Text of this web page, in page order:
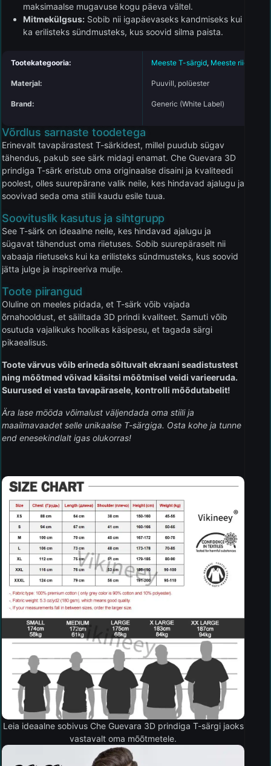
maksimaalse mugavuse kogu päeva vältel.
Mitmekülgsus: Sobib nii igapäevaseks kandmiseks kui
ka erilisteks sündmusteks, kus soovid silma paista.
Tootekategooria:
Materjal:
Brand:
Meeste T-särgid, Meeste riided
Puuvill, polüester
Generic (White Label)
Võrdlus sarnaste toodetega
Erinevalt tavapärastest T-särkidest, millel puudub sügav
tähendus, pakub see särk midagi enamat. Che Guevara 3D
prindiga T-särk eristub oma originaalse disaini ja kvaliteedi
poolest, olles suurepärane valik neile, kes hindavad ajalugu ja
soovivad seda oma stiili kaudu esile tuua.
Soovituslik kasutus ja sihtgrupp
See T-särk on ideaalne neile, kes hindavad ajalugu ja
sügavat tähendust oma riietuses. Sobib suurepäraselt nii
vabaaja riietuseks kui ka erilisteks sündmusteks, kus soovid
jätta julge ja inspireeriva mulje.
Toote piirangud
Oluline on meeles pidada, et T-särk võib vajada
õrnahooldust, et säilitada 3D prindi kvaliteet. Samuti võib
osutuda vajalikuks hoolikas käsipesu, et tagada särgi
pikaealisus.
Toote värvus võib erineda sõltuvalt ekraani seadistustest
ning mõõtmed võivad käsitsi mõõtmisel veidi varieeruda.
Suurused ei vasta tavapärasele, kontrolli mõõdutabelit!
Ära lase mööda võimalust väljendada oma stiili ja
maailmavaadet selle unikaalse T-särgiga. Osta kohe ja tunne
end enesekindlalt igas olukorras!
Leia ideaalne sobivus Che Guevara 3D prindiga T-särgi jaoks
vastavalt oma mõõtmetele.